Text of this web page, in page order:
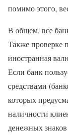
помимо этого,
В общем, все
Также проверке
иностранная
Если банк
средствами
которых
наличности
денежных